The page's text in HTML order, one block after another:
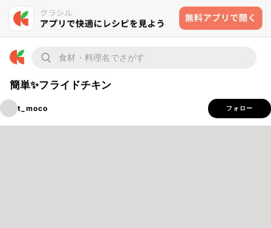
簡単✨フライドチキン
t_moco フォロー